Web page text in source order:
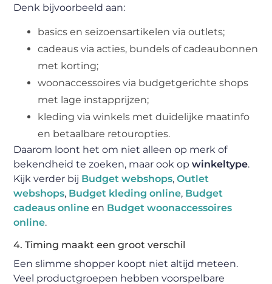
Denk bijvoorbeeld aan:
basics en seizoensartikelen via outlets;
cadeaus via acties, bundels of cadeaubonnen
met korting;
woonaccessoires via budgetgerichte shops
met lage instapprijzen;
kleding via winkels met duidelijke maatinfo
en betaalbare retouropties.
Daarom loont het om niet alleen op merk of
bekendheid te zoeken, maar ook opwinkeltype.
Kijk verder bij Budget webshops,Outlet
webshops, Budget kleding online, Budget
cadeaus online en Budget woonaccessoires
online.
4. Timing maakt een groot verschil
Een slimme shopper koopt niet altijd meteen.
Veel productgroepen hebben voorspelbare